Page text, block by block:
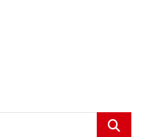
Buscar...